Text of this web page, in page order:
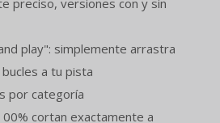
preciso, versiones con y sin
play": simplemente arrastra
a tu pista
por categoría
cortan exactamente a